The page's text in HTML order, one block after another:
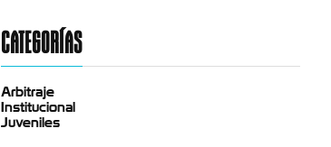
CATEGORÍAS
Arbitraje
Institucional
Juveniles